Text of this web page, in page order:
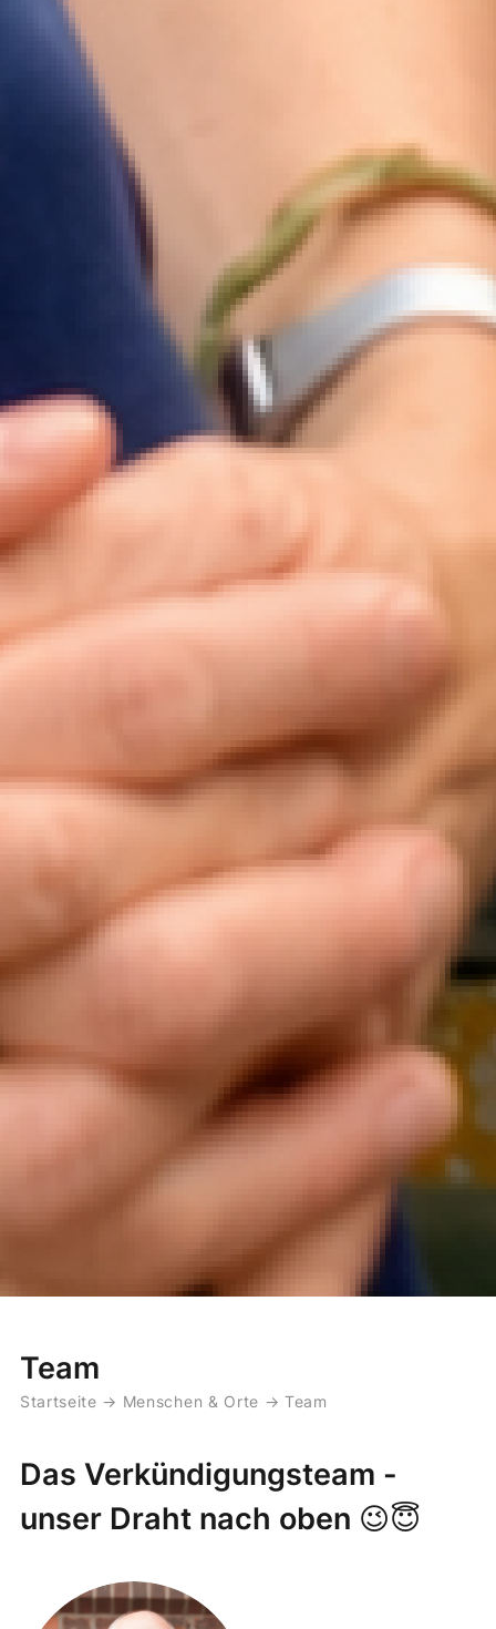
Team
Startseite → Menschen & Orte → Team
Das Verkündigungsteam -
unser Draht nach oben 😉😇